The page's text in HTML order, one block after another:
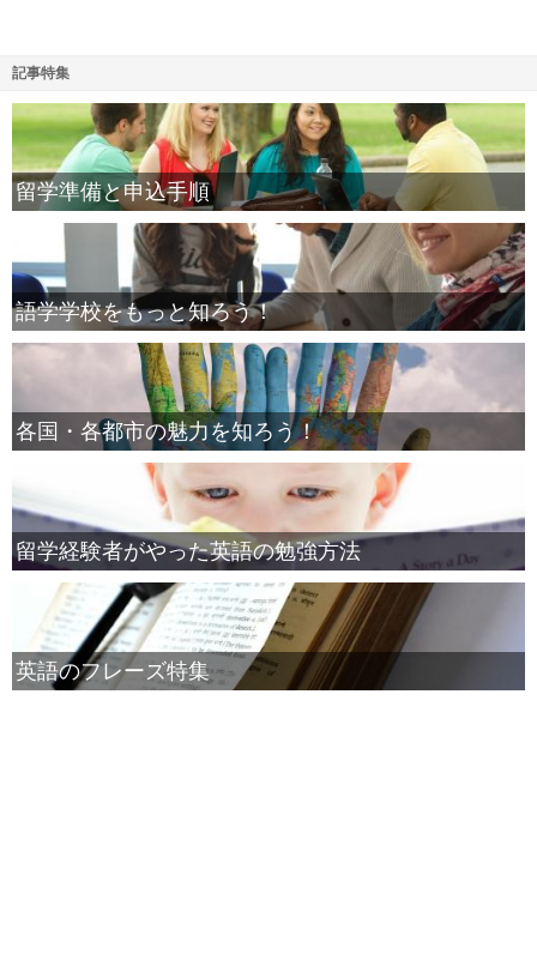
記事特集
留学準備と申込手順
語学学校をもっと知ろう！
各国・各都市の魅力を知ろう！
留学経験者がやった英語の勉強方法
英語のフレーズ特集